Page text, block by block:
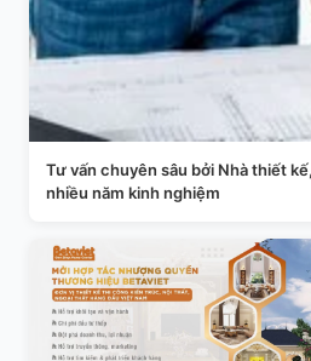
Tư vấn chuyên sâu bởi Nhà thiết
nhiều năm kinh nghiệm